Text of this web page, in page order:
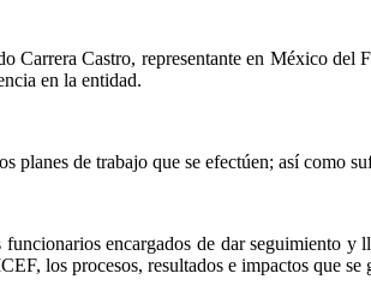
Castro, representante en México
en la entidad.
de trabajo que se efectúen; así como
encargados de dar seguimiento y
los procesos, resultados e impactos que se